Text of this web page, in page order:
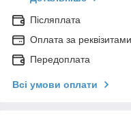
Післяплата
Оплата за реквізитами
Передоплата
Всі умови оплати